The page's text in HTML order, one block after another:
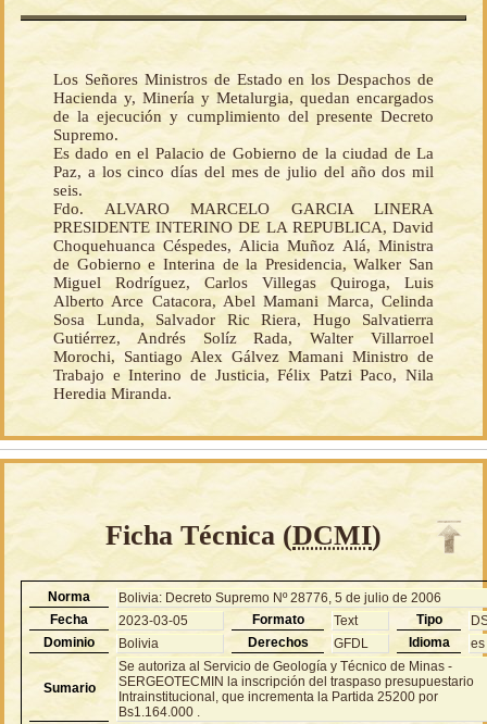
Los Señores Ministros de Estado en los Despachos de
Hacienda y, Minería y Metalurgia, quedan encargados
de la ejecución y cumplimiento del presente Decreto
Supremo.
Es dado en el Palacio de Gobierno de la ciudad de La
Paz, a los cinco días del mes de julio del año dos mil
seis.
Fdo. ALVARO MARCELO GARCIA LINERA
PRESIDENTE INTERINO DE LA REPUBLICA, David
Choquehuanca Céspedes, Alicia Muñoz Alá, Ministra
de Gobierno e Interina de la Presidencia, Walker San
Miguel Rodríguez, Carlos Villegas Quiroga, Luis
Alberto Arce Catacora, Abel Mamani Marca, Celinda
Sosa Lunda, Salvador Ric Riera, Hugo Salvatierra
Gutiérrez, Andrés Solíz Rada, Walter Villarroel
Morochi, Santiago Alex Gálvez Mamani Ministro de
Trabajo e Interino de Justicia, Félix Patzi Paco, Nila
Heredia Miranda.
Ficha Técnica (DCMI)
Norma
Bolivia: Decreto Supremo Nº 28776, 5 de julio de 2006
Fecha
2023-03-05 Formato Text Tipo
Dominio
Bolivia Derechos GFDL Idioma es
Sumario
Se autoriza al Servicio de Geología y Técnico de Minas -
SERGEOTECMIN la inscripción del traspaso presupuestario
Intrainstitucional, que incrementa la Partida 25200 por
Bs1.164.000 .